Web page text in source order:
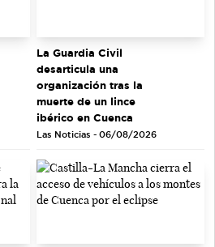
La Guardia Civil
desarticula una
organización tras la
muerte de un lince
ibérico en Cuenca
Las Noticias - 06/08/2026